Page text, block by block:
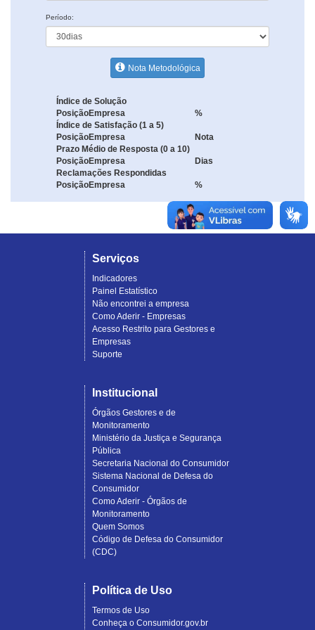
Período:
Nota Metodológica
Índice de Solução
PosiçãoEmpresa
%
Índice de Satisfação (1 a 5)
PosiçãoEmpresa
Nota
Prazo Médio de Resposta (0 a 10)
PosiçãoEmpresa
Dias
Reclamações Respondidas
PosiçãoEmpresa %
Serviços
Indicadores
Painel Estatístico
Não encontrei a empresa
Como Aderir - Empresas
Acesso Restrito para Gestores e
Empresas
Suporte
Institucional
Órgãos Gestores e de
Monitoramento
Ministério da Justiça e Segurança
Pública
Secretaria Nacional do Consumidor
Sistema Nacional de Defesa do
Consumidor
Como Aderir - Órgãos de
Monitoramento
Quem Somos
Código de Defesa do Consumidor
(CDC)
Política de Uso
Termos de Uso
Conheça o Consumidor.gov.br